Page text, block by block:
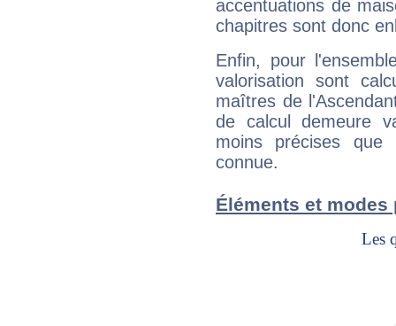
accentuations de
chapitres sont donc
Enfin, pour
valorisation sont
maîtres de
de calcul demeure
moins précises que
connue.
Éléments et